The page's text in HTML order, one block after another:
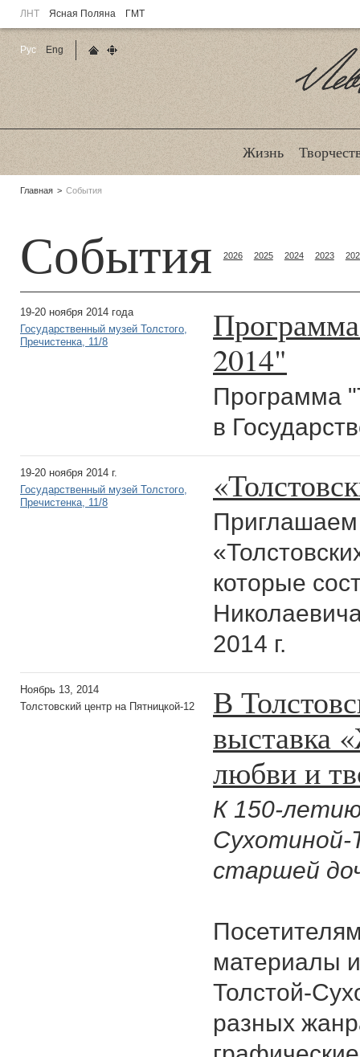
ЛНТ Ясная Поляна ГМТ
Жизнь
Родительские
Главная События
События 2026 2025 2024 2023
19-20 ноября 2014 года
Государственный музей Толстого,
Пречистенка, 11/8
2014"
Программа
в
19-20 ноября 2014 г.
Государственный музей Толстого,
Пречистенка, 11/8
Приглашаем
которые
2014 г.
Ноябрь 13, 2014
Толстовский центр на Пятницкой-12
В
выставка
любви и
К 150-
Сухотиной-
старшей
материалы
Толстой-
разных
Рус
Eng